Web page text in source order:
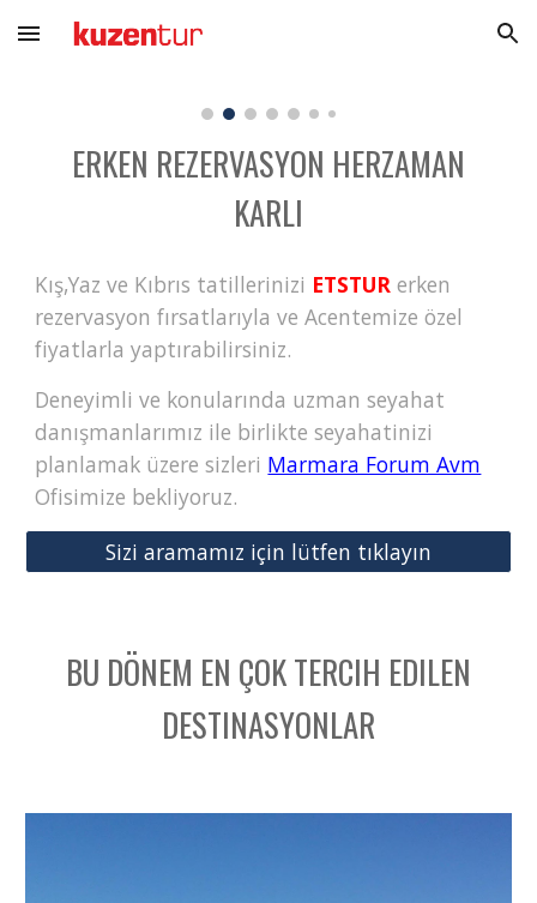
Skip to main content Skip to navigation
ERKEN REZERVASYON HERZAMAN
KARLI
Kış,Yaz ve Kıbrıs tatillerinizi ETSTURerken
rezervasyon fırsatlarıyla ve Acentemize özel
fiyatlarla yaptırabilirsiniz.
Deneyimli ve konularında uzman seyahat
danışmanlarımız ile birlikte seyahatinizi
planlamak üzere sizleri Marmara Forum Avm
Ofisimize bekliyoruz.
Sizi aramamız için lütfen tıklayın
BU DÖNEM EN ÇOK TERCIH EDILEN
DESTINASYONLAR